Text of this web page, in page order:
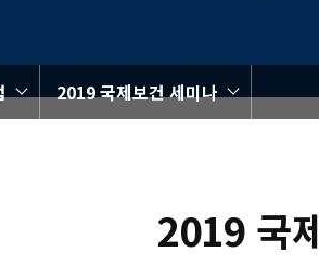
2019 국제보건 세미나
2019 국